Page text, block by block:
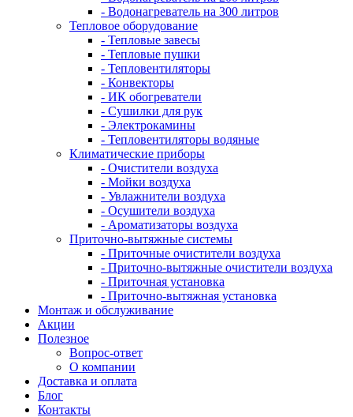
- Водонагреватель на 300 литров
Тепловое оборудование
- Тепловые завесы
- Тепловые пушки
- Тепловентиляторы
- Конвекторы
- ИК обогреватели
- Сушилки для рук
- Электрокамины
- Тепловентиляторы водяные
Климатические приборы
- Очистители воздуха
- Мойки воздуха
- Увлажнители воздуха
- Осушители воздуха
- Ароматизаторы воздуха
Приточно-вытяжные системы
- Приточные очистители воздуха
- Приточно-вытяжные очистители воздуха
- Приточная установка
- Приточно-вытяжная установка
Монтаж и обслуживание
Акции
Полезное
Вопрос-ответ
О компании
Доставка и оплата
Блог
Контакты